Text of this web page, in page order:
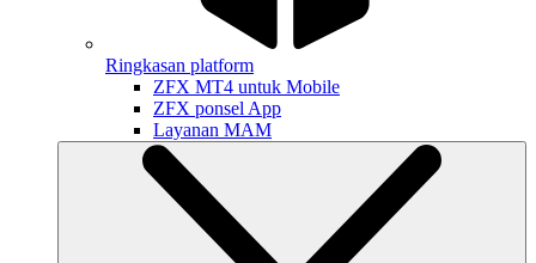
Ringkasan platform
ZFX MT4 untuk Mobile
ZFX ponsel App
Layanan MAM